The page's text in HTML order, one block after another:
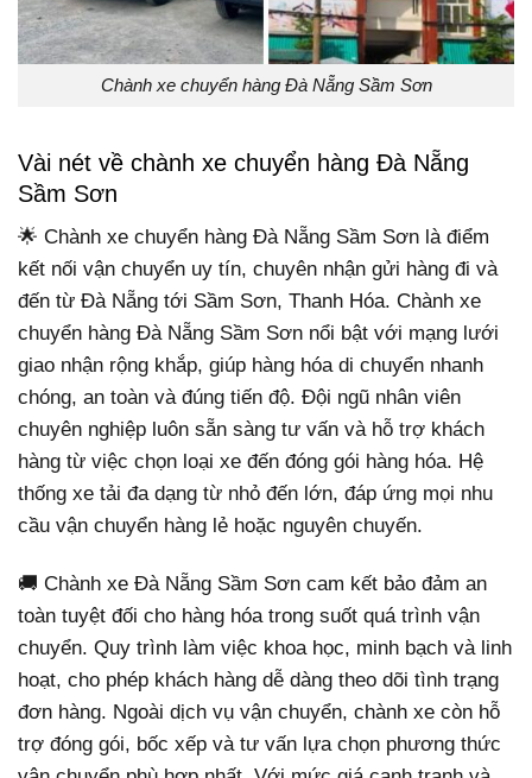
Chành xe chuyển hàng Đà Nẵng Sầm Sơn
Vài nét về chành xe chuyển hàng Đà Nẵng
Sầm Sơn
🌟 Chành xe chuyển hàng Đà Nẵng Sầm Sơn là điểm
kết nối vận chuyển uy tín, chuyên nhận gửi hàng đi và
đến từ Đà Nẵng tới Sầm Sơn, Thanh Hóa. Chành xe
chuyển hàng Đà Nẵng Sầm Sơn nổi bật với mạng lưới
giao nhận rộng khắp, giúp hàng hóa di chuyển nhanh
chóng, an toàn và đúng tiến độ. Đội ngũ nhân viên
chuyên nghiệp luôn sẵn sàng tư vấn và hỗ trợ khách
hàng từ việc chọn loại xe đến đóng gói hàng hóa. Hệ
thống xe tải đa dạng từ nhỏ đến lớn, đáp ứng mọi nhu
cầu vận chuyển hàng lẻ hoặc nguyên chuyến.
🚚 Chành xe Đà Nẵng Sầm Sơn cam kết bảo đảm an
toàn tuyệt đối cho hàng hóa trong suốt quá trình vận
chuyển. Quy trình làm việc khoa học, minh bạch và linh
hoạt, cho phép khách hàng dễ dàng theo dõi tình trạng
đơn hàng. Ngoài dịch vụ vận chuyển, chành xe còn hỗ
trợ đóng gói, bốc xếp và tư vấn lựa chọn phương thức